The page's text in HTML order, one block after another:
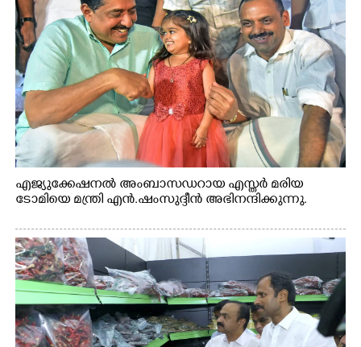
എജ്യുക്കേഷനൽ അംബാസഡറായ എസ്തർ മരിയ
ടോമിയെ മന്ത്രി എൻ.ഷംസുദ്ദീൻ അഭിനന്ദിക്കുന്നു.